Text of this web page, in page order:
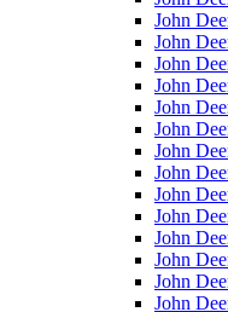
John
John
John
John
John
John
John
John
John
John
John
John
John
John